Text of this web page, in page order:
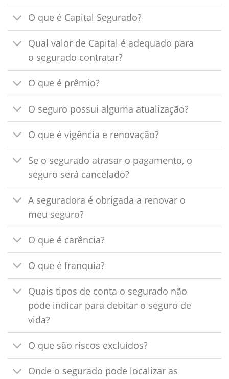
O que é Capital Segurado?
Qual valor de Capital é adequado para
o segurado contratar?
O que é prêmio?
O seguro possui alguma atualização?
O que é vigência e renovação?
Se o segurado atrasar o pagamento, o
seguro será cancelado?
A seguradora é obrigada a renovar o
meu seguro?
O que é carência?
O que é franquia?
Quais tipos de conta o segurado não
pode indicar para debitar o seguro de
vida?
O que são riscos excluídos?
Onde o segurado pode localizar as